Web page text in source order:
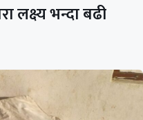
लक्ष्य भन्दा बढी